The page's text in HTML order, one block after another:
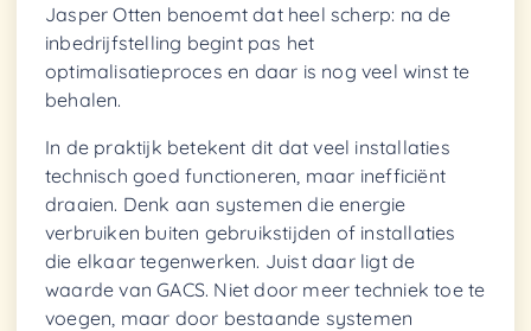
Jasper Otten benoemt dat heel scherp: na de
inbedrijfstelling begint pas het
optimalisatieproces en daar is nog veel winst te
behalen.
In de praktijk betekent dit dat veel installaties
technisch goed functioneren, maar inefficiënt
draaien. Denk aan systemen die energie
verbruiken buiten gebruikstijden of installaties
die elkaar tegenwerken. Juist daar ligt de
waarde van GACS. Niet door meer techniek toe te
voegen, maar door bestaande systemen